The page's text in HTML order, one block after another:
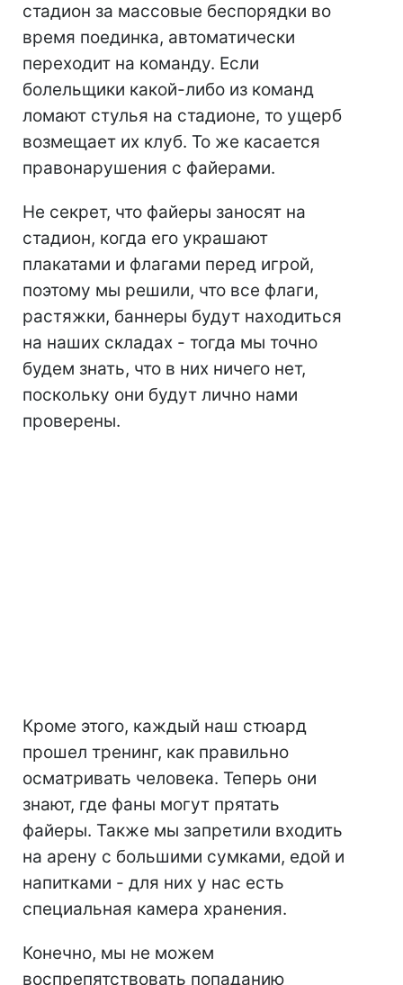
стадион за массовые беспорядки во
время поединка, автоматически
переходит на команду. Если
болельщики какой-либо из команд
ломают стулья на стадионе, то ущерб
возмещает их клуб. То же касается
правонарушения с файерами.
Не секрет, что файеры заносят на
стадион, когда его украшают
плакатами и флагами перед игрой,
поэтому мы решили, что все флаги,
растяжки, баннеры будут находиться
на наших складах - тогда мы точно
будем знать, что в них ничего нет,
поскольку они будут лично нами
проверены.
Кроме этого, каждый наш стюард
прошел тренинг, как правильно
осматривать человека. Теперь они
знают, где фаны могут прятать
файеры. Также мы запретили входить
на арену с большими сумками, едой и
напитками - для них у нас есть
специальная камера хранения.
Конечно, мы не можем
воспрепятствовать попаданию